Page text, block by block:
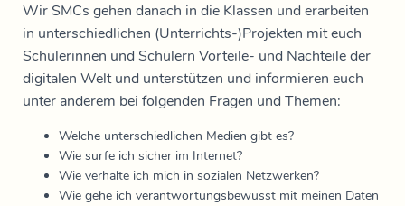
Wir SMCs gehen danach in die Klassen und erarbeiten
in unterschiedlichen (Unterrichts-)Projekten mit euch
Schülerinnen und Schülern Vorteile- und Nachteile der
digitalen Welt und unterstützen und informieren euch
unter anderem bei folgenden Fragen und Themen:
Welche unterschiedlichen Medien gibt es?
Wie surfe ich sicher im Internet?
Wie verhalte ich mich in sozialen Netzwerken?
Wie gehe ich verantwortungsbewusst mit meinen Daten